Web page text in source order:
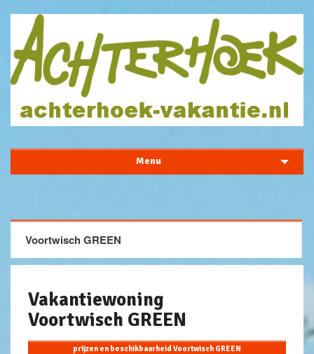
Menu
Voortwisch GREEN
Vakantiewoning
Voortwisch GREEN
prijzen en beschikbaarheid Voortwisch GREEN